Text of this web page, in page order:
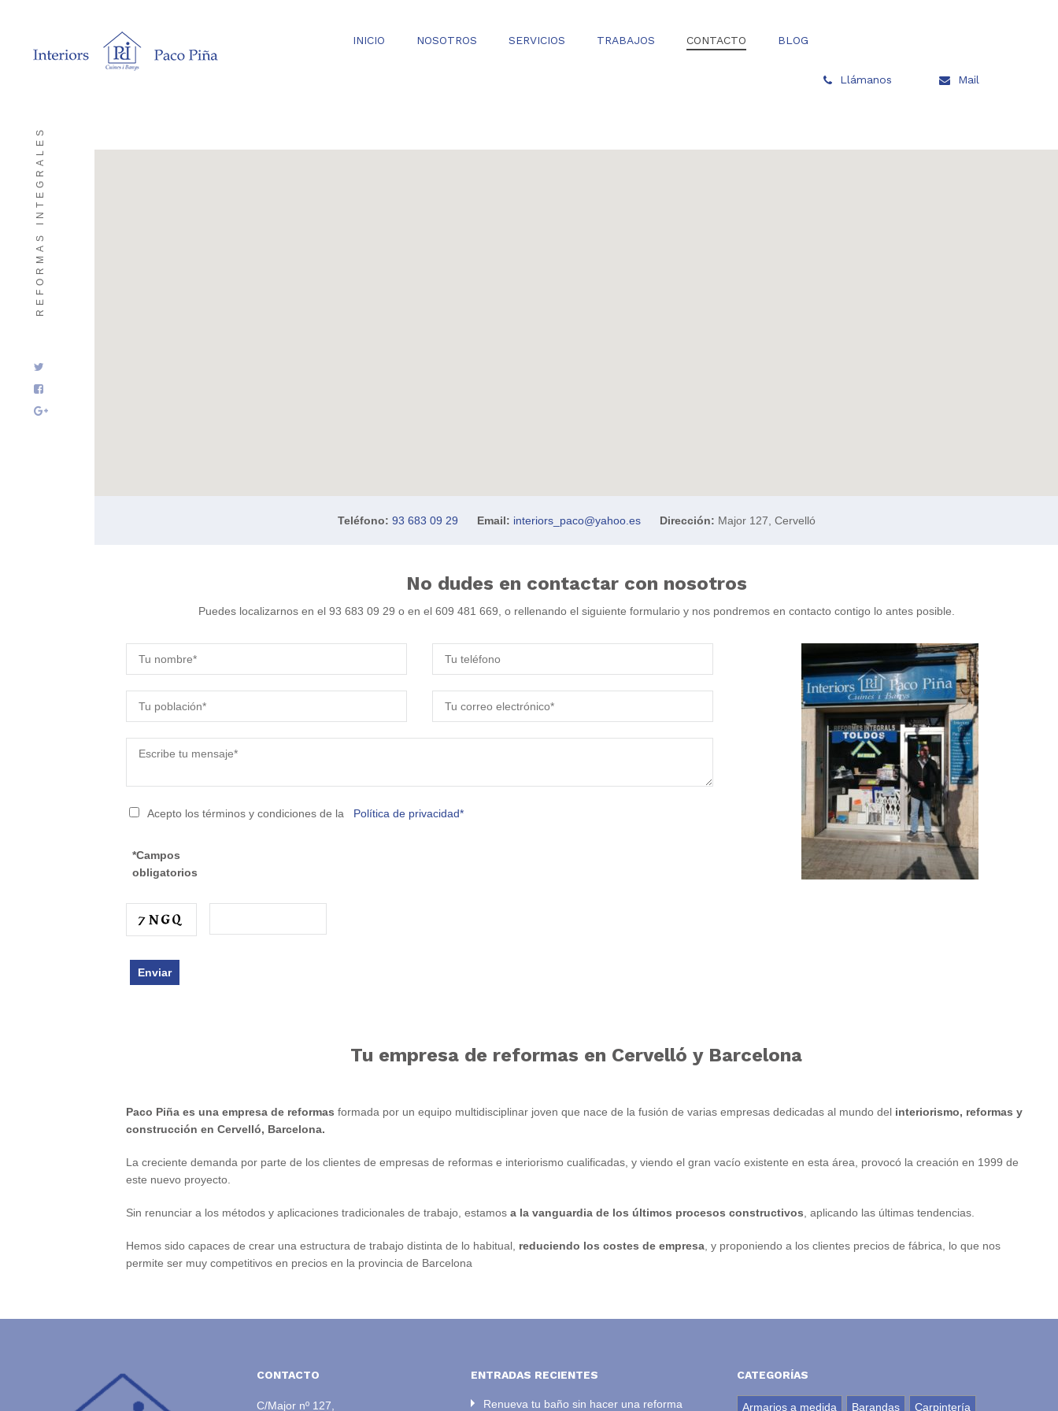
INICIO NOSOTROS SERVICIOS TRABAJOS CONTACTO BLOG
Llámanos Mail
REFORMAS INTEGRALES
Teléfono: 93 683 09 29 Email: interiors_paco@yahoo.es Dirección: Major 127, Cervelló
No dudes en contactar con nosotros
Puedes localizarnos en el 93 683 09 29 o en el 609 481 669, o rellenando el siguiente formulario y nos pondremos en contacto contigo lo antes posible.
Acepto los términos y condiciones de la Política de privacidad*
*Campos
obligatorios
Tu empresa de reformas en Cervelló y Barcelona
Paco Piña es una empresa de reformas formada por un equipo multidisciplinar joven que nace de la fusión de varias empresas dedicadas al mundo del interiorismo, reformas y
construcción en Cervelló, Barcelona.
La creciente demanda por parte de los clientes de empresas de reformas e interiorismo cualificadas, y viendo el gran vacío existente en esta área, provocó la creación en 1999 de
este nuevo proyecto.
Sin renunciar a los métodos y aplicaciones tradicionales de trabajo, estamos a la vanguardia de los últimos procesos constructivos , aplicando las últimas tendencias.
Hemos sido capaces de crear una estructura de trabajo distinta de lo habitual, reduciendo los costes de empresa , y proponiendo a los clientes precios de fábrica, lo que nos
permite ser muy competitivos en precios en la provincia de Barcelona
CONTACTO
C/Major nº 127,
ENTRADAS RECIENTES
Renueva tu baño sin hacer una reforma
CATEGORÍAS
Armarios a medida Barandas Carpintería